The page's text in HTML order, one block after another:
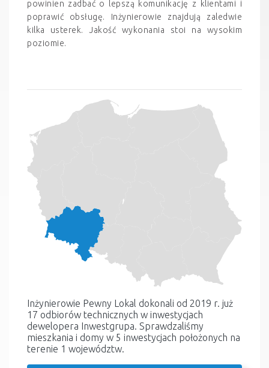
powinien zadbać o lepszą komunikację z klientami i
poprawić obsługę. Inżynierowie znajdują zaledwie
kilka usterek. Jakość wykonania stoi na wysokim
poziomie.
Inżynierowie Pewny Lokal dokonali od 2019 r. już
17 odbiorów technicznych w inwestycjach
dewelopera Inwestgrupa. Sprawdzaliśmy
mieszkania i domy w 5 inwestycjach położonych na
terenie 1 województw.